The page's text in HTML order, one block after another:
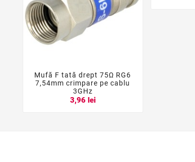
  
Mufă F tată drept 75Ω RG6
7,54mm crimpare pe cablu
3GHz
3,96 lei